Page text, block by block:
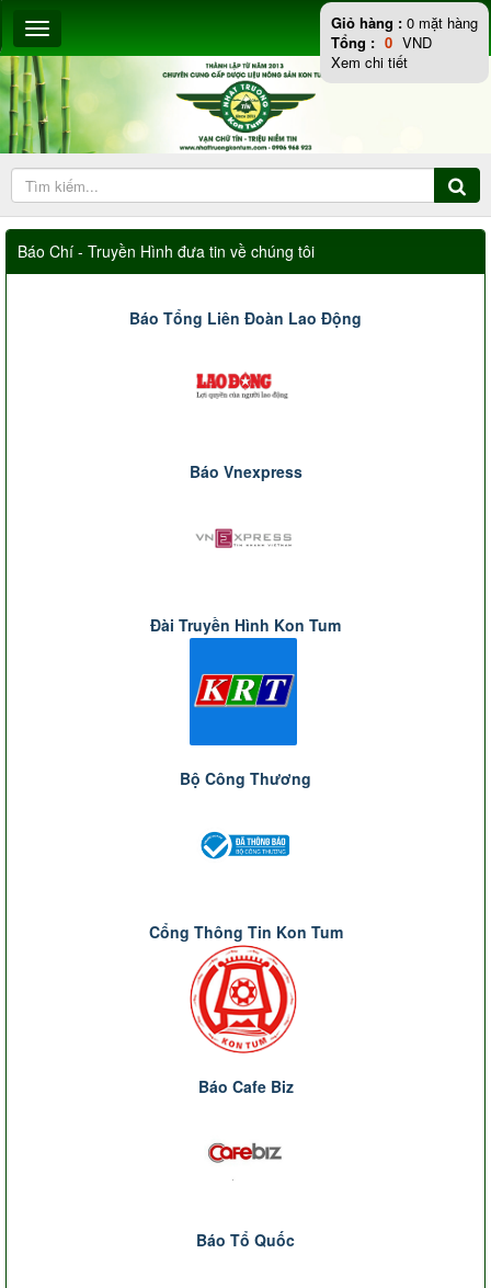
Báo Chí - Truyền Hình đưa tin về chúng tôi
Báo Tổng Liên Đoàn Lao Động
Báo Vnexpress
Đài Truyền Hình Kon Tum
Bộ Công Thương
Cổng Thông Tin Kon Tum
Báo Cafe Biz
Báo Tổ Quốc
Giỏ hàng : 0 mặt hàng
Tổng : 0 VND
Xem chi tiết